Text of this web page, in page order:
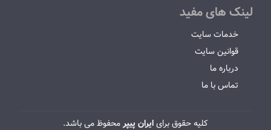
لینک های مفید
خدمات سایت
قوانین سایت
درباره ما
تماس با ما
کلیه حقوق برایایران پیپرمحفوظ می باشد.